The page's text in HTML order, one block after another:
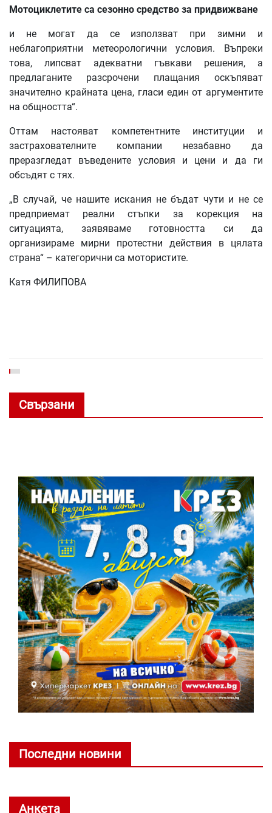
Мотоциклетите са сезонно средство за придвижване
и не могат да се използват при зимни и
неблагоприятни метеорологични условия. Въпреки
това, липсват адекватни гъвкави решения, а
предлаганите разсрочени плащания оскъпяват
значително крайната цена, гласи един от аргументите
на общността“.
Оттам настояват компетентните институции и
застрахователните компании незабавно да
преразгледат въведените условия и цени и да ги
обсъдят с тях.
„В случай, че нашите искания не бъдат чути и не се
предприемат реални стъпки за корекция на
ситуацията, заявяваме готовността си да
организираме мирни протестни действия в цялата
страна“ – категорични са мотористите.
Катя ФИЛИПОВА
Свързани
Последни новини
Анкета